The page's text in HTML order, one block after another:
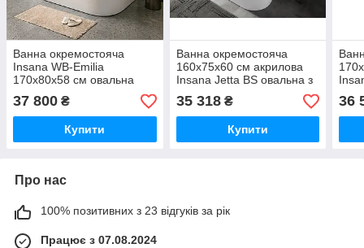
Ванна окремостояча
Insana WB-Emilia
170х80х58 см овальна
акрилова з ніжками і
сифоном
37 800 ₴
Купити
Ванна окремостояча
160х75х60 см акрилова
Insana Jetta BS овальна з
сифоном і ніжками
35 318₴
Купити
36
Про нас
100% позитивних з 23 відгуків за рік
Працює з 07.08.2024